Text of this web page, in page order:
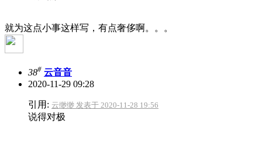
就为这点小事这样写，有点奢侈啊。。。
38# 云音音
2020-11-29 09:28
引用: 云缈缈 发表于 2020-11-28 19:56
说得对极